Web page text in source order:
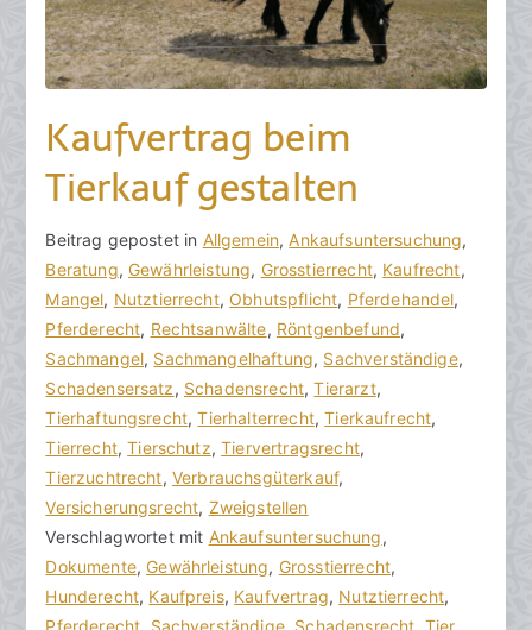
Kaufvertrag beim
Tierkauf gestalten
V
o
n
h
o
r
a
k
R
e
c
h
t
s
B
e
i
t
r
a
g
v
e
r
ö
f
f
e
Beitrag gepostet in Allgemein, Ankaufsuntersuchung,
Beratung, Gewährleistung, Grosstierrecht, Kaufrecht,
Mangel, Nutztierrecht, Obhutspflicht, Pferdehandel,
Pferderecht, Rechtsanwälte, Röntgenbefund,
Sachmangel, Sachmangelhaftung, Sachverständige,
Schadensersatz, Schadensrecht,Tierarzt,
Tierhaftungsrecht,Tierhalterrecht,Tierkaufrecht,
Tierrecht,Tierschutz,Tiervertragsrecht,
Tierzuchtrecht, Verbrauchsgüterkauf,
Versicherungsrecht, Zweigstellen
Verschlagwortet mit Ankaufsuntersuchung,
Dokumente, Gewährleistung, Grosstierrecht,
Hunderecht, Kaufpreis, Kaufvertrag, Nutztierrecht,
Pferderecht, Sachverständige, Schadensrecht, Tier,
K
e
i
n
e
K
o
m
m
e
n
t
a
r